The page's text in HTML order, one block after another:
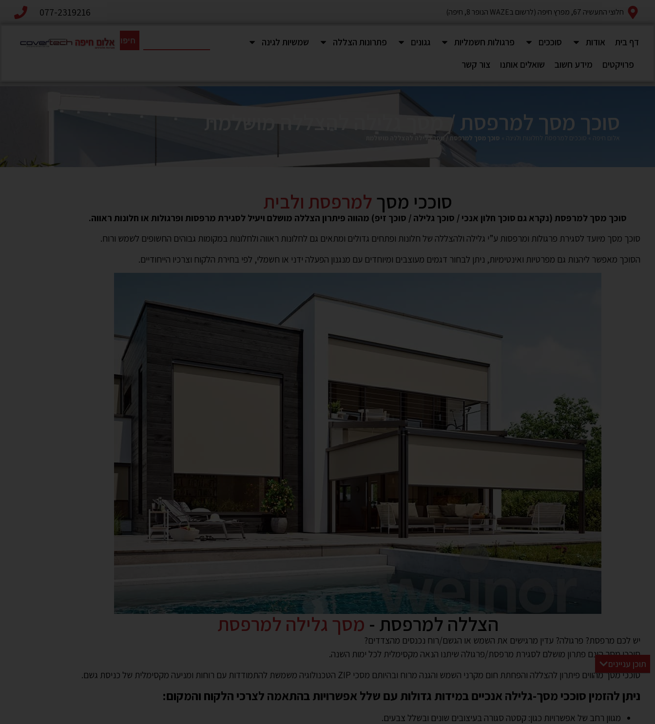
חלוצי התעשיה 67, מפרץ חיפה (לרשום בWAZE הנופר 8, חיפה) 077-2319216
דף בית אודות סוככים פרגולות חשמליות גגונים פתרונות הצללה
שמשיות לגינה
פרויקטים
מידע חשוב שואלים אותנו צור קשר
חיפוש
סוכך מסך למרפסת / מסך גלילה להצללה מושלמת
אלום חיפה » סוככים למרפסת לחלונות ולגינה » סוכך מסך למרפסת / מסך גלילה להצללה מושלמת
תוכן עניינים
סוככי מסך למרפסת ולבית
סוכך מסך למרפסת (נקרא גם סוכך חלון אנכי / סוכך גלילה / סוכך זיפ) מהווה פיתרון הצללה מושלם ויעיל לסגירת מרפסות ופרגולות או חלונות ראווה.
סוכך מסך מיועד לסגירת פרגולות ומרפסות ע”י גלילה ולהצללה של חלונות ופתחים גדולים ומתאים גם לחלונות ראווה ולחלונות במקומות גבוהים החשופים לשמש ורוח.
הסוכך מאפשר ליהנות גם מפרטיות ואינטימיות, ניתן לבחור דגמים מעוצבים ומיוחדים עם מנגנון הפעלה ידני או חשמלי, לפי בחירת הלקוח וצרכיו הייחודיים.
הצללה למרפסת - מסך גלילה למרפסת
יש לכם מרפסת? פרגולה? עדין מרגישים את השמש או הגשם/רוח נכנסים מהצדדים?
סוככי מסך הינם פתרון מושלם לסגירת מרפסת/פרגולה שיתנו הנאה מקסימלית לכל ימות השנה.
סוככי מסך מהווים פיתרון להצללה והפחתת חום מקרני השמש והגנה מרוח ובהיותם מסכי ZIP הטכנולוגיה משמשת להתמודדות עם רוחות ומניעה מקסימלית של כניסת גשם.
ניתן להזמין סוככי מסך-גלילה אנכיים במידות גדולות עם שלל אפשרויות בהתאמה לצרכי הלקוח והמקום:
מגוון רחב של אפשרויות כגון: קסטה סגורה בעיצובים שונים ובשלל צבעים.